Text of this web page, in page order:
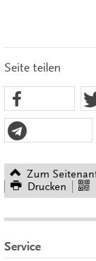
Seite teilen
Zum
Drucken
Service